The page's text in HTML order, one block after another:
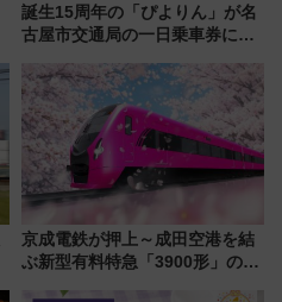
誕生15周年の「ぴよりん」が名
古屋市交通局の一日乗車券に！
定1万5000枚】
京成電鉄が押上～成田空港を結
ぶ新型有料特急「3900形」のコ